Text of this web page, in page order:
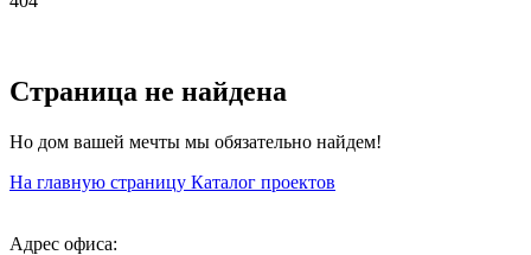
Страница не найдена
Но дом вашей мечты мы обязательно найдем!
На главную страницу Каталог проектов
Адрес офиса: